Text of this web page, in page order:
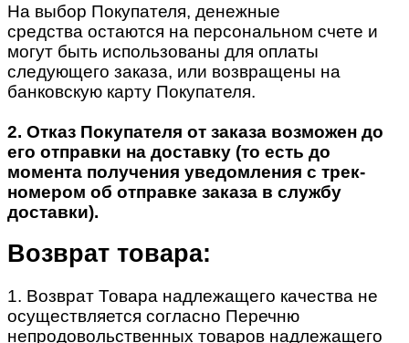
На выбор Покупателя, денежные
средства остаются на персональном счете и
могут быть использованы для оплаты
следующего заказа, или возвращены на
банковскую карту Покупателя.
2. Отказ Покупателя от заказа возможен до
его отправки на доставку (то есть до
момента получения уведомления с трек-
номером об отправке заказа в службу
доставки).
Возврат товара:
1. Возврат Товара надлежащего качества не
осуществляется согласно Перечню
непродовольственных товаров надлежащего